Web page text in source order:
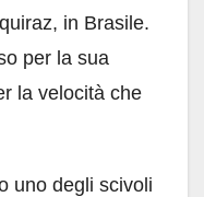
in Brasile.
per la sua
la velocità che
uno degli scivoli